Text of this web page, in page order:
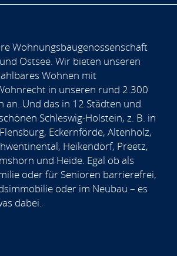
Wohnungsbaugenossenschaft
Ostsee. Wir bieten unseren
Wohnen mit
in unseren rund 2.300
an. Und das in 12 Städten und
Schleswig-Holstein, z. B. in
Eckernförde, Altenholz,
Heikendorf, Preetz,
und Heide. Egal ob als
oder für Senioren barrierefrei,
oder im Neubau – es
dabei.